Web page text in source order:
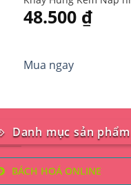
từ Nhật
48.500 ₫
Mua ngay
Danh mục sản phẩm
BÁCH HOÁ ONLINE